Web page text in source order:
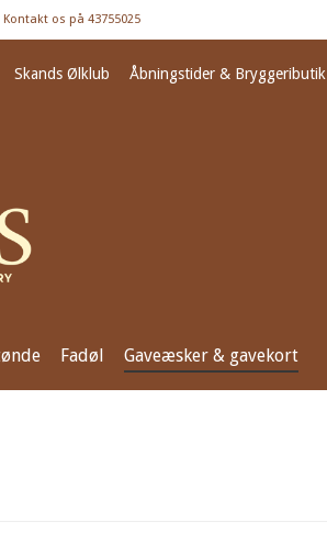
Kontakt os på 43755025
Skands Ølklub Åbningstider & Bryggeributik
Fadøl Gaveæsker & gavekort